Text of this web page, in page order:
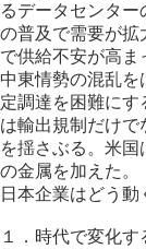
るデータセンタ
の普及で需要が拡
で供給不安が高ま
中東情勢の混乱
定調達を困難にす
は輸出規制だけ
を揺さぶる。米
の金属を加えた。
日本企業はどう動
１．時代で変化す